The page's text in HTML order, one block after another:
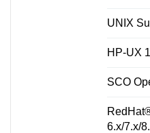
UNIX
HP-UX
SCO
6.x/7.x/